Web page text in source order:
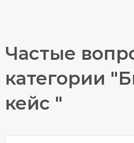
Частые
категории
кейс "